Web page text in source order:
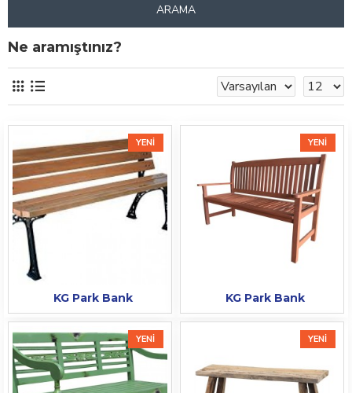
ARAMA
Ne aramıştınız?
YENI
KG Park Bank
YENI
KG Park Bank
YENI YENI